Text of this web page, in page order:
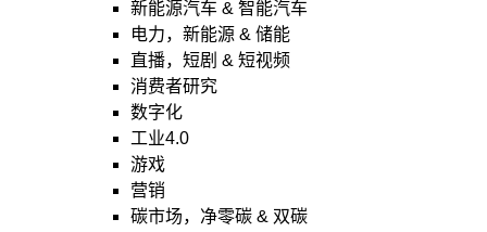
新能源汽车 & 智能汽车
电力，新能源 & 储能
直播，短剧 & 短视频
消费者研究
数字化
工业4.0
游戏
营销
碳市场，净零碳 & 双碳